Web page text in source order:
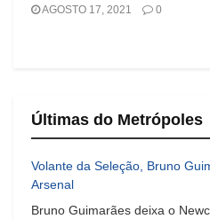
AGOSTO 17, 2021 0
Últimas do Metrópoles
Volante da Seleção, Bruno
Arsenal
Bruno Guimarães deixa o